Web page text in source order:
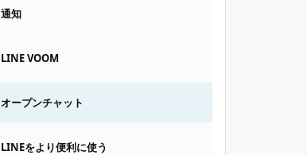
通知
LINE VOOM
オープンチャット
LINEをより便利に使う